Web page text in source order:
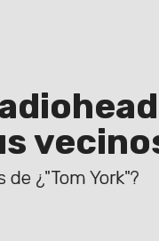
¿"Tom York"?